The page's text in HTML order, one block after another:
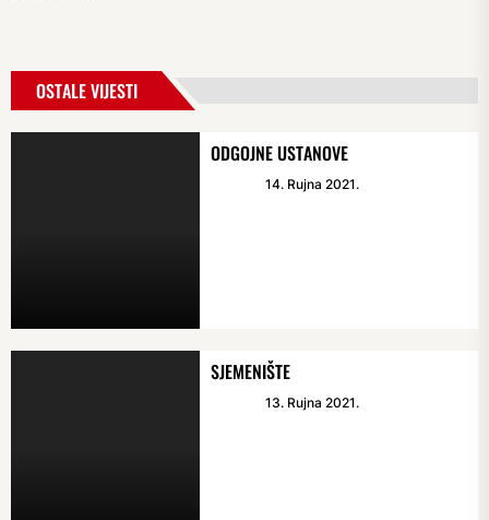
OSTALE VIJESTI
ODGOJNE USTANOVE
14. Rujna 2021.
SJEMENIŠTE
13. Rujna 2021.